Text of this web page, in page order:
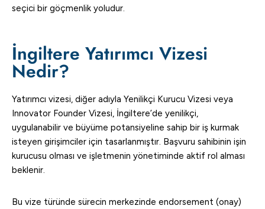
seçici bir göçmenlik yoludur.
İngiltere Yatırımcı Vizesi
Nedir?
Yatırımcı vizesi, diğer adıyla Yenilikçi Kurucu Vizesi veya
Innovator Founder Vizesi, İngiltere’de yenilikçi,
uygulanabilir ve büyüme potansiyeline sahip bir iş kurmak
isteyen girişimciler için tasarlanmıştır. Başvuru sahibinin işin
kurucusu olması ve işletmenin yönetiminde aktif rol alması
beklenir.
Bu vize türünde sürecin merkezinde endorsement (onay)